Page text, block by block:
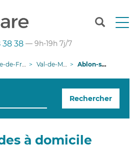
T
n
g
38 38 — 9h-19h 7j/7
de-France Val-de-Marne Ablon-sur-Seine
Rechercher
à domicile